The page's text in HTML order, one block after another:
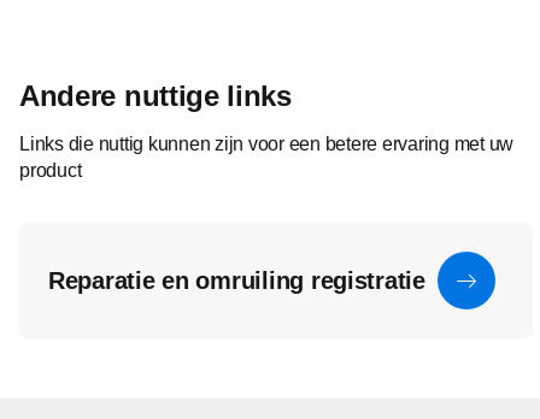
Andere nuttige links
Links die nuttig kunnen zijn voor een betere ervaring met uw
product
Reparatie en omruiling registratie